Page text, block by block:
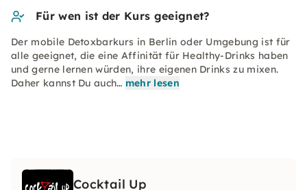
Für wen ist der Kurs geeignet?
Der mobile Detoxbarkurs in Berlin oder Umgebung ist für
alle geeignet, die eine Affinität für Healthy-Drinks haben
und gerne lernen würden, ihre eigenen Drinks zu mixen.
Daher kannst Du auch… mehr lesen
Cocktail Up